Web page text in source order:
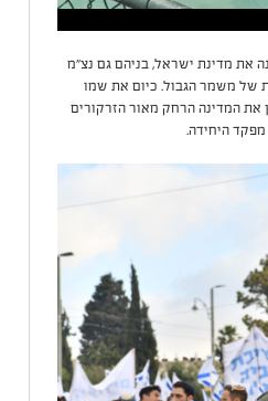
את מדינת ישראל, בניהם גם נצ״מ
של משמר הגבול. כיום את שמו
את המדינה הרחק מאור הזרקורים
היחידה.